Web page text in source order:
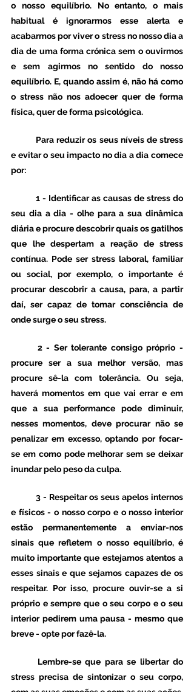
o nosso equilíbrio. No entanto, o mais
habitual é ignorarmos esse alerta e
acabarmos por viver o stress no nosso dia a
dia de uma forma crónica sem o ouvirmos
e sem agirmos no sentido do nosso
equilíbrio. E, quando assim é, não há como
o stress não nos adoecer quer de forma
física, quer de forma psicológica.
e evitar o seu impacto no dia a dia comece
por:
seu dia a dia - olhe para a sua dinâmica
diária e procure descobrir quais os gatilhos
que lhe despertam a reação de stress
contínua. Pode ser stress laboral, familiar
ou social, por exemplo, o importante é
procurar descobrir a causa, para, a partir
daí, ser capaz de tomar consciência de
onde surge o seu stress.
procure ser a sua melhor versão, mas
procure sê-la com tolerância. Ou seja,
haverá momentos em que vai errar e em
que a sua performance pode diminuir,
nesses momentos, deve procurar não se
penalizar em excesso, optando por focar-
se em como pode melhorar sem se deixar
inundar pelo peso da culpa.
e físicos - o nosso corpo e o nosso interior
estão permanentemente a enviar-nos
sinais que refletem o nosso equilíbrio, é
muito importante que estejamos atentos a
esses sinais e que sejamos capazes de os
respeitar. Por isso, procure ouvir-se a si
próprio e sempre que o seu corpo e o seu
interior pedirem uma pausa - mesmo que
breve - opte por fazê-la.
stress precisa de sintonizar o seu corpo,